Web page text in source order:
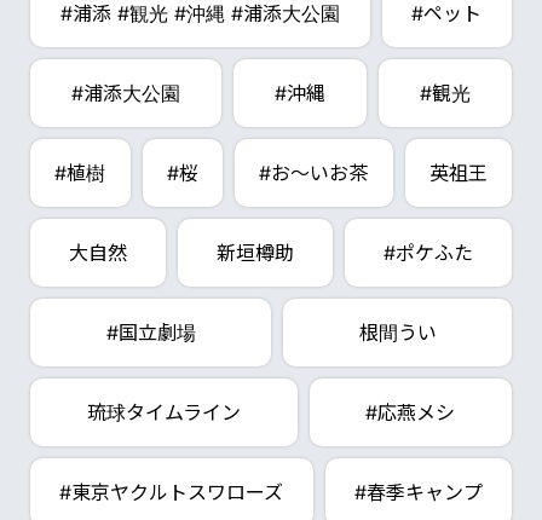
#浦添 #観光 #沖縄 #浦添大公園 #ペット
#浦添大公園 #沖縄 #観光
#植樹 #桜 #お～いお茶 英祖王
大自然 新垣樽助 #ポケふた
#国立劇場 根間うい
琉球タイムライン #応燕メシ
#東京ヤクルトスワローズ #春季キャンプ